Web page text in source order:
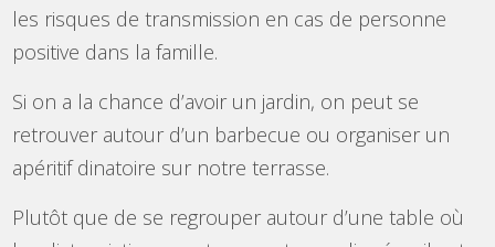
les risques de transmission en cas de personne
positive dans la famille.
Si on a la chance d’avoir un jardin, on peut se
retrouver autour d’un barbecue ou organiser un
apéritif dinatoire sur notre terrasse.
Plutôt que de se regrouper autour d’une table où